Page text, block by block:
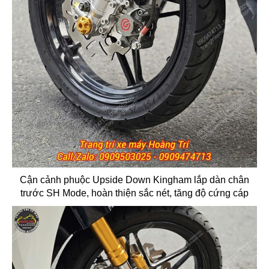
Cận cảnh phuộc Upside Down Kingham lắp dàn chân
trước SH Mode, hoàn thiện sắc nét, tăng độ cứng cáp